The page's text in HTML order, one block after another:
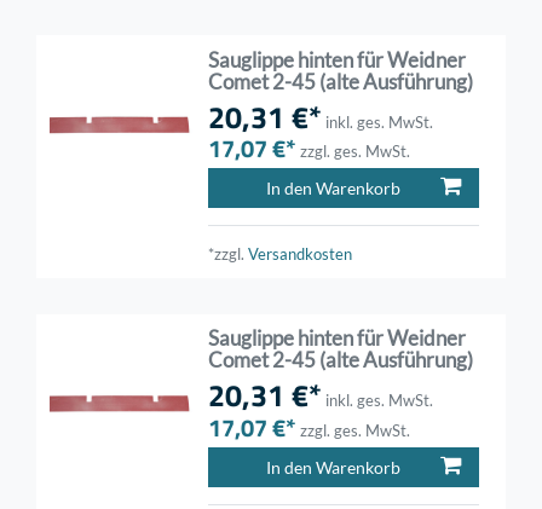
Sauglippe hinten für Weidner
Comet 2-45 (alte Ausführung)
20,31 €* inkl. ges. MwSt.
17,07 €* zzgl. ges. MwSt.
In den Warenkorb
*zzgl.Versandkosten
Sauglippe hinten für Weidner
Comet 2-45 (alte Ausführung)
20,31 €* inkl. ges. MwSt.
17,07 €* zzgl. ges. MwSt.
In den Warenkorb